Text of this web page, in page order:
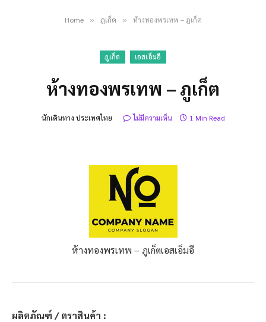
Home » ภูเก็ต » ห้างทองพรเทพ – ภูเก็ต
ภูเก็ต เอสเอ็มอี
ห้างทองพรเทพ – ภูเก็ต
นักเดินทาง ประเทศไทย ไม่มีความเห็น 1 Min Read
ห้างทองพรเทพ – ภูเก็ตเอสเอ็มอี
ผลิตภัณฑ์ / ตราสินค้า :